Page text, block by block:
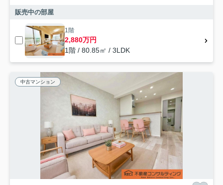
販売中の部屋
1階
2,880万円
1階 / 80.85㎡ / 3LDK
中古マンション